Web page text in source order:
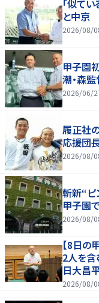
「似て
と中京
2026/08/
甲子園
潮・森
2026/06/
履正社
応援団
2026/08/
斬新“ピ
甲子園
2026/08/
【8日の
2人を含
日大昌
2026/08/